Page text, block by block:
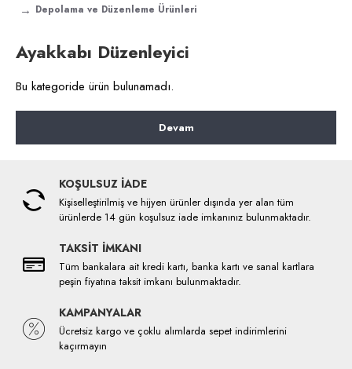
Depolama ve Düzenleme Ürünleri
Ayakkabı Düzenleyici
Bu kategoride ürün bulunamadı.
Devam
KOŞULSUZ İADE
Kişiselleştirilmiş ve hijyen ürünler dışında yer alan tüm
ürünlerde 14 gün koşulsuz iade imkanınız bulunmaktadır.
TAKSİT İMKANI
Tüm bankalara ait kredi kartı, banka kartı ve sanal kartlara
peşin fiyatına taksit imkanı bulunmaktadır.
KAMPANYALAR
Ücretsiz kargo ve çoklu alımlarda sepet indirimlerini
kaçırmayın